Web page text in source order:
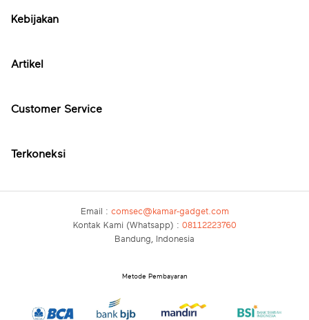
Kebijakan
Artikel
Customer Service
Terkoneksi
Email : comsec@kamar-gadget.com
Kontak Kami (Whatsapp) : 08112223760
Bandung, Indonesia
Metode Pembayaran